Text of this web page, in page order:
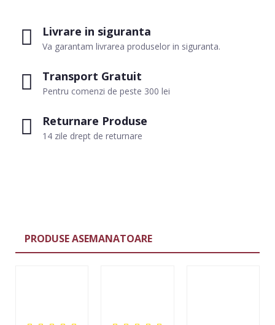
Livrare in siguranta
Va garantam livrarea produselor in siguranta.
Transport Gratuit
Pentru comenzi de peste 300 lei
Returnare Produse
14 zile drept de returnare
PRODUSE ASEMANATOARE